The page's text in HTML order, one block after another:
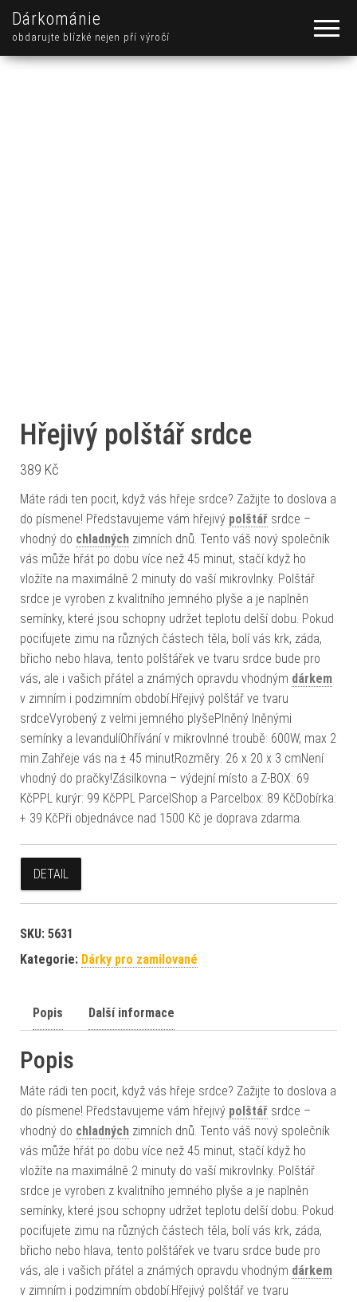
Dárkománie
obdarujte blízké nejen pří výročí
Hřejivý polštář srdce
389 Kč
Máte rádi ten pocit, když vás hřeje srdce? Zažijte to doslova a
do písmene! Představujeme vám hřejivý polštář srdce –
vhodný do chladných zimních dnů. Tento váš nový společník
vás může hřát po dobu více než 45 minut, stačí když ho
vložíte na maximálně 2 minuty do vaší mikrovlnky. Polštář
srdce je vyroben z kvalitního jemného plyše a je naplněn
semínky, které jsou schopny udržet teplotu delší dobu. Pokud
pociťujete zimu na různých částech těla, bolí vás krk, záda,
břicho nebo hlava, tento polštářek ve tvaru srdce bude pro
vás, ale i vašich přátel a známých opravdu vhodným dárkem
v zimním i podzimním období.Hřejivý polštář ve tvaru
srdceVyrobený z velmi jemného plyšePlněný lněnými
semínky a levandulíOhřívání v mikrovlnné troubě: 600W, max 2
min.Zahřeje vás na ± 45 minutRozměry: 26 x 20 x 3 cmNení
vhodný do pračky!Zásilkovna – výdejní místo a Z-BOX: 69
KčPPL kurýr: 99 KčPPL ParcelShop a Parcelbox: 89 KčDobírka:
+ 39 KčPři objednávce nad 1500 Kč je doprava zdarma.
DETAIL
SKU: 5631
Kategorie: Dárky pro zamilované
Popis Další informace
Popis
Máte rádi ten pocit, když vás hřeje srdce? Zažijte to doslova a
do písmene! Představujeme vám hřejivý polštář srdce –
vhodný do chladných zimních dnů. Tento váš nový společník
vás může hřát po dobu více než 45 minut, stačí když ho
vložíte na maximálně 2 minuty do vaší mikrovlnky. Polštář
srdce je vyroben z kvalitního jemného plyše a je naplněn
semínky, které jsou schopny udržet teplotu delší dobu. Pokud
pociťujete zimu na různých částech těla, bolí vás krk, záda,
břicho nebo hlava, tento polštářek ve tvaru srdce bude pro
vás, ale i vašich přátel a známých opravdu vhodným dárkem
v zimním i podzimním období.Hřejivý polštář ve tvaru